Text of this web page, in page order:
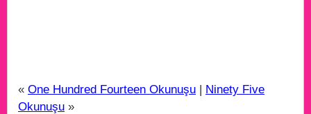
« One Hundred Fourteen Okunuşu | Ninety Five
Okunuşu »